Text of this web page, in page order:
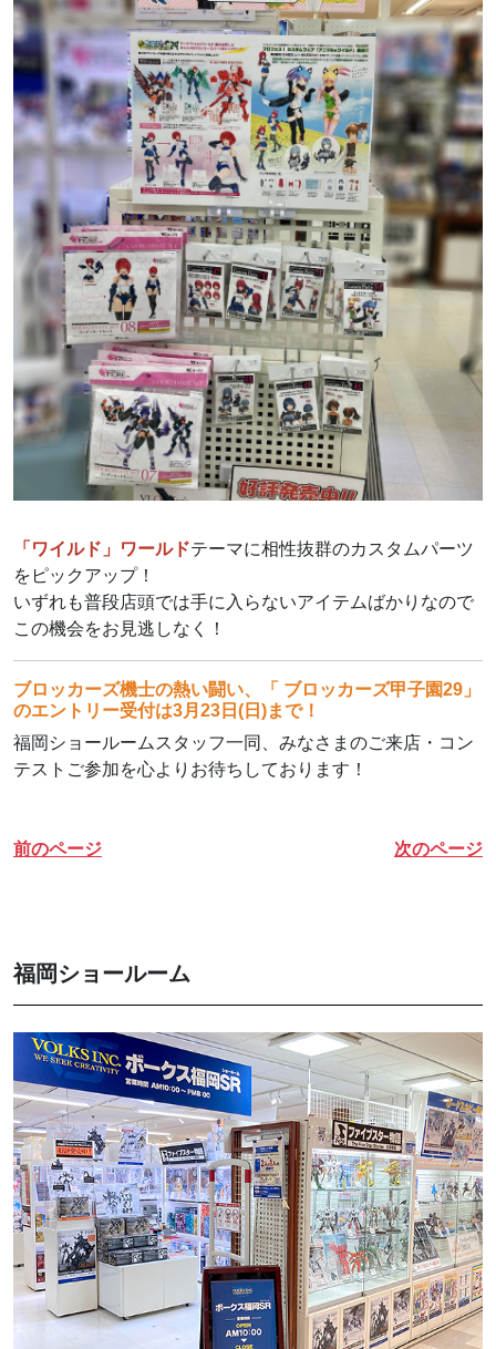
「ワイルド」ワールドテーマに相性抜群のカスタムパーツ
をピックアップ！
いずれも普段店頭では手に入らないアイテムばかりなので
この機会をお見逃しなく！
ブロッカーズ機士の熱い闘い、「 ブロッカーズ甲子園29」
のエントリー受付は3月23日(日)まで！
福岡ショールームスタッフ一同、みなさまのご来店・コン
テストご参加を心よりお待ちしております！
前のページ 次のページ
福岡ショールーム